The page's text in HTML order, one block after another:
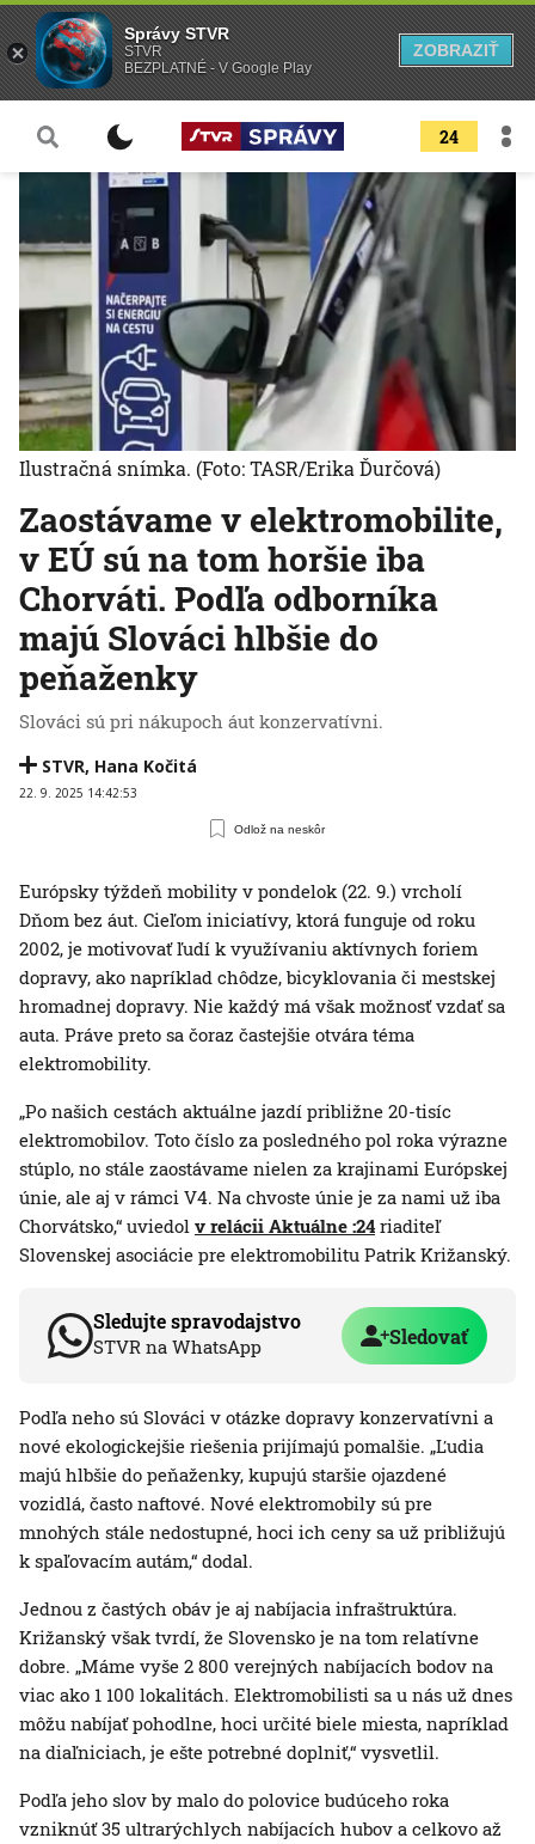
24
Zaostávame v elektromobilite,
v EÚ sú na tom horšie iba
Chorváti. Podľa odborníka
majú Slováci hlbšie do
peňaženky
Slováci sú pri nákupoch áut konzervatívni.
STVR, Hana Kočitá
22. 9. 2025 14:42:53
Odlož na neskôr
Ilustračná snímka. (Foto: TASR/Erika Ďurčová)
Európsky týždeň mobility v pondelok (22. 9.) vrcholí
Dňom bez áut. Cieľom iniciatívy, ktorá funguje od roku
2002, je motivovať ľudí k využívaniu aktívnych foriem
dopravy, ako napríklad chôdze, bicyklovania či mestskej
hromadnej dopravy. Nie každý má však možnosť vzdať sa
auta. Práve preto sa čoraz častejšie otvára téma
elektromobility.
„Po našich cestách aktuálne jazdí približne 20-tisíc
elektromobilov. Toto číslo za posledného pol roka výrazne
stúplo, no stále zaostávame nielen za krajinami Európskej
únie, ale aj v rámci V4. Na chvoste únie je za nami už iba
Chorvátsko,“ uviedol v relácii Aktuálne :24 riaditeľ
Slovenskej asociácie pre elektromobilitu Patrik Križanský.
Sledujte spravodajstvo
STVR na WhatsApp Sledovať
Podľa neho sú Slováci v otázke dopravy konzervatívni a
nové ekologickejšie riešenia prijímajú pomalšie. „Ľudia
majú hlbšie do peňaženky, kupujú staršie ojazdené
vozidlá, často naftové. Nové elektromobily sú pre
mnohých stále nedostupné, hoci ich ceny sa už približujú
k spaľovacím autám,“ dodal.
Jednou z častých obáv je aj nabíjacia infraštruktúra.
Križanský však tvrdí, že Slovensko je na tom relatívne
dobre. „Máme vyše 2 800 verejných nabíjacích bodov na
viac ako 1 100 lokalitách. Elektromobilisti sa u nás už dnes
môžu nabíjať pohodlne, hoci určité biele miesta, napríklad
na diaľniciach, je ešte potrebné doplniť,“ vysvetlil.
Podľa jeho slov by malo do polovice budúceho roka
vzniknúť 35 ultrarýchlych nabíjacích hubov a celkovo až
Správy STVR
STVR
BEZPLATNÉ - V Google Play
ZOBRAZIŤ